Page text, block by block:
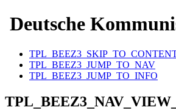
Deutsche
TPL_BEEZ3_JUMP_TO_NAV
TPL_BEEZ3_JUMP_TO_INFO